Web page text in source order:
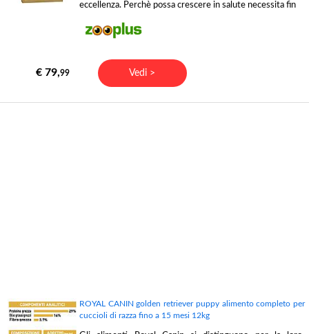
eccellenza. Perchè possa crescere in salute necessita fin
€ 79,99 Vedi >
ROYAL CANIN golden retriever puppy alimento completo per
cuccioli di razza fino a 15 mesi 12kg